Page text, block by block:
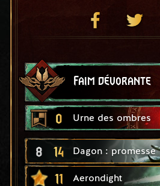
Faim dévorante
0 Urne des ombres
8 14 Dagon : promesse
11 Aerondight